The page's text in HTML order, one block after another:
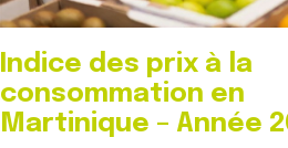
s
m
m
a
t
Indice des prix à la
consommation en
Martinique – Année